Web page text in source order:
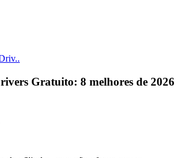
Gratuito: 8 melhores de 2026